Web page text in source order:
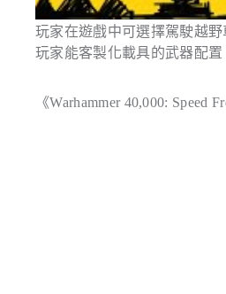
玩家在遊戲中可選擇駕駛越
玩家能客製化載具的武器配
《Warhammer 40,000: